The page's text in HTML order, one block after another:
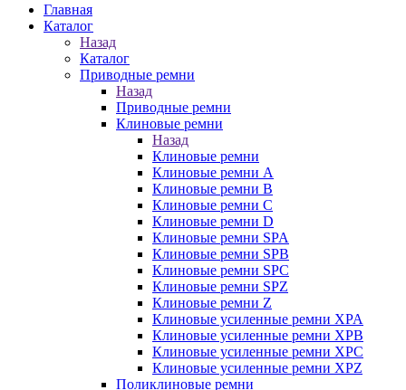
Главная
Каталог
Назад
Каталог
Приводные ремни
Назад
Приводные ремни
Клиновые ремни
Назад
Клиновые ремни
Клиновые ремни A
Клиновые ремни B
Клиновые ремни C
Клиновые ремни D
Клиновые ремни SPA
Клиновые ремни SPB
Клиновые ремни SPC
Клиновые ремни SPZ
Клиновые ремни Z
Клиновые усиленные ремни XPA
Клиновые усиленные ремни XPB
Клиновые усиленные ремни XPC
Клиновые усиленные ремни XPZ
Поликлиновые ремни